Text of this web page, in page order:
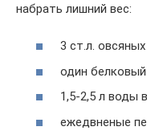
набрать лишний вес:
3 ст.л.
один
1,5-2,5 л воды
ежедвненые